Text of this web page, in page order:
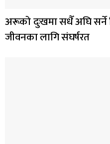
अरूको दुःखमा सधैँ अघि
जीवनका लागि संघर्षरत